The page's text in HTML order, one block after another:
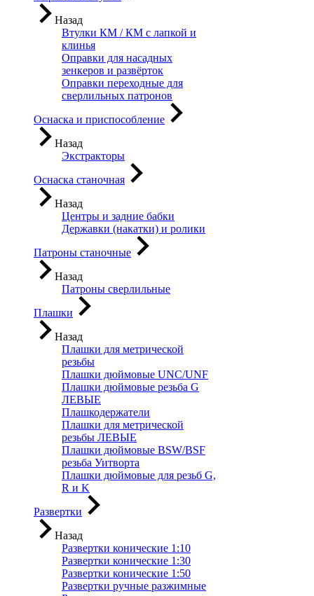
Назад
Втулки КМ / КМ с лапкой и
клинья
Оправки для насадных
зенкеров и развёрток
Оправки переходные для
сверлильных патронов
Оснаска и приспособление
Назад
Экстракторы
Оснаска станочная
Назад
Центры и задние бабки
Державки (накатки) и ролики
Патроны станочные
Назад
Патроны сверлильные
Плашки
Назад
Плашки для метрической
резьбы
Плашки дюймовые UNC/UNF
Плашки дюймовые резьба G
ЛЕВЫЕ
Плашкодержатели
Плашки для метрической
резьбы ЛЕВЫЕ
Плашки дюймовые BSW/BSF
резьба Уитворта
Плашки дюймовые для резьб G,
R и K
Развертки
Назад
Развертки конические 1:10
Развертки конические 1:30
Развертки конические 1:50
Развертки ручные разжимные